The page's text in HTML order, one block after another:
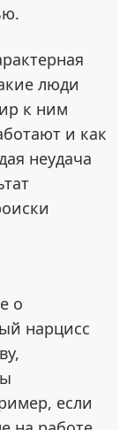
люди
к ним
и как
неудача
о
нарцисс
если